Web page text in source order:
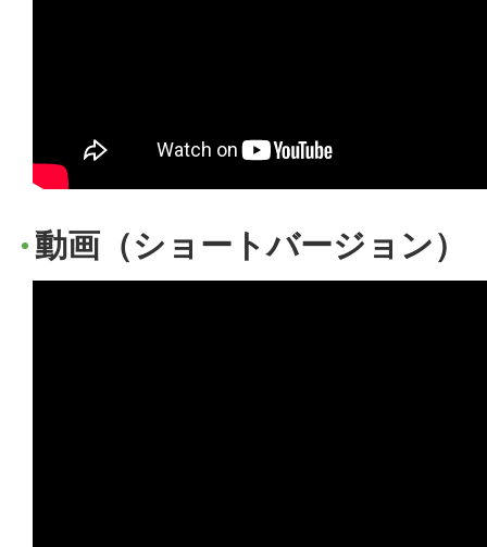
動画（ショートバージョン）